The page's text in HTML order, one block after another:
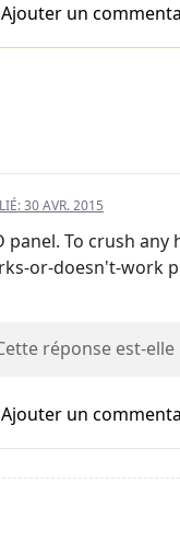
Ajouter un
30 AVR. 2015
panel. To crush
or-doesn't-work
réponse est-elle
Ajouter un